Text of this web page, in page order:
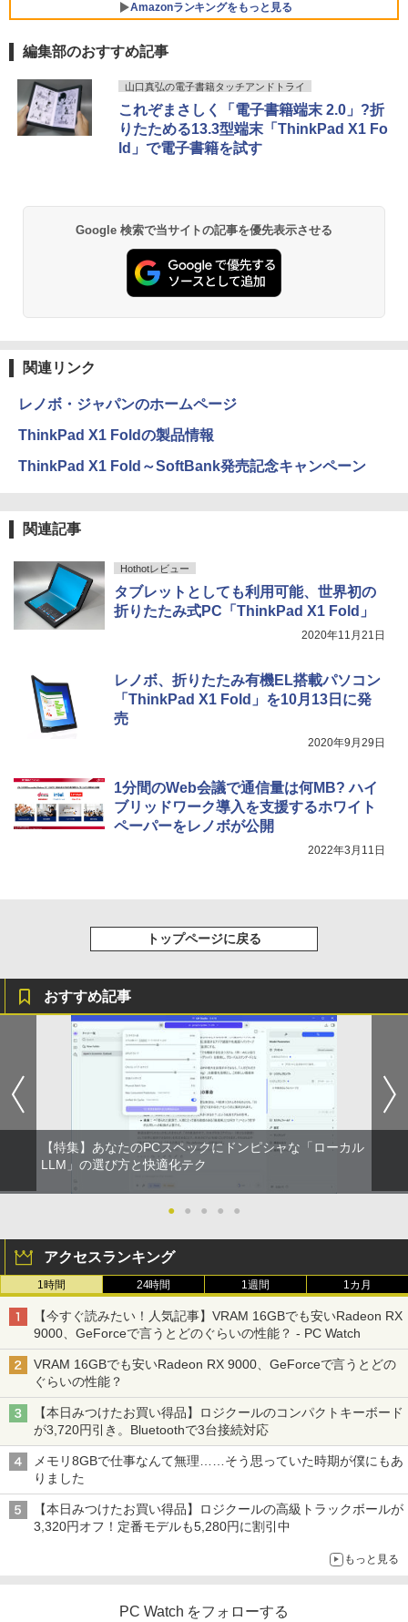
5
【全商品10%OFF+P5倍】HP 250 G7 第
GB 16GB SSD 256GB 512GB 15型 テン
キー WEBカメラ DVDマルチ HDMI USB
3.1WPS Office 2 中古ノートPC 中古パ
ソコン ノートPC 中古ノートパソコン
Quadro K600 DVD+-RW Windows7 Pro
64bit 難有 【中古】【20260325】
￥24,000
ン モニター VA非光沢 4000:1 HDMI 角度
smart 最強配送 HG-215
￥3,480
Amazonランキングをもっと見る
編集部のおすすめ記事
山口真弘の電子書籍タッチアンドトライ
これぞまさしく「電子書籍端末 2.0」?折
りたためる13.3型端末「ThinkPad X1 Fo
ld」で電子書籍を試す
Google 検索で当サイトの記事を優先表示させる
関連リンク
レノボ・ジャパンのホームページ
ThinkPad X1 Foldの製品情報
ThinkPad X1 Fold～SoftBank発売記念キャンペーン
関連記事
Hothotレビュー
タブレットとしても利用可能、世界初の
折りたたみ式PC「ThinkPad X1 Fold」
2020年11月21日
レノボ、折りたたみ有機EL搭載パソコン
「ThinkPad X1 Fold」を10月13日に発
売
2020年9月29日
1分間のWeb会議で通信量は何MB? ハイ
ブリッドワーク導入を支援するホワイト
ペーパーをレノボが公開
2022年3月11日
トップページに戻る
おすすめ記事
【特集】あなたのPCスペックにドンピシャな「ローカル
LLM」の選び方と快適化テク
● ● ● ● ●
アクセスランキング
1時間 24時間 1週間 1カ月
【今すぐ読みたい！人気記事】VRAM 16GBでも安いRadeon RX
9000、GeForceで言うとどのぐらいの性能？ - PC Watch
VRAM 16GBでも安いRadeon RX 9000、GeForceで言うとどの
ぐらいの性能？
【本日みつけたお買い得品】ロジクールのコンパクトキーボード
が3,720円引き。Bluetoothで3台接続対応
メモリ8GBで仕事なんて無理……そう思っていた時期が僕にもあ
りました
【本日みつけたお買い得品】ロジクールの高級トラックボールが
3,320円オフ！定番モデルも5,280円に割引中
もっと見る
PC Watch をフォローする